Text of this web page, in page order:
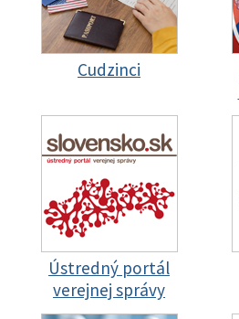
Cudzinci
Ústredný portál
verejnej správy